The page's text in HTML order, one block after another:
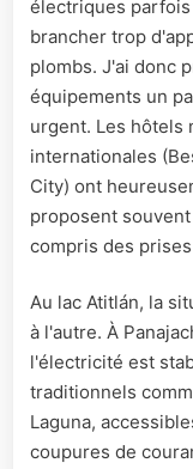
électriques
brancher trop
plombs. J'ai donc
équipements un
urgent. Les hôtels
internationales
City) ont
proposent
compris des
Au lac Atitlán, la
à l'autre. À
l'électricité est
traditionnels
Laguna,
coupures de